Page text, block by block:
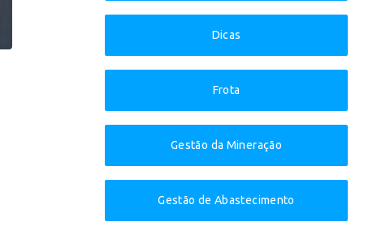
Dicas
Frota
Gestão da Mineração
Gestão de Abastecimento